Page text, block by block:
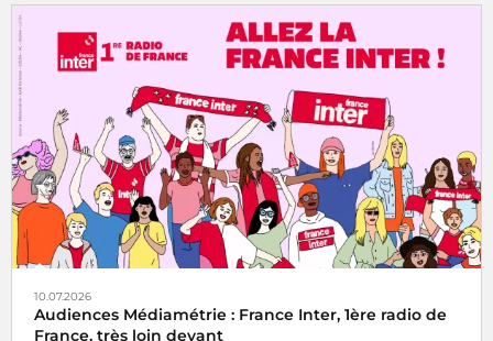
10.07.2026
Audiences Médiamétrie : France Inter, 1ère radio de
France, très loin devant